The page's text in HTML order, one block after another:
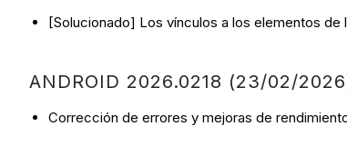
[Solucionado] Los vínculos a los elementos
ANDROID 2026.0218 (23/02/
Corrección de errores y mejoras de